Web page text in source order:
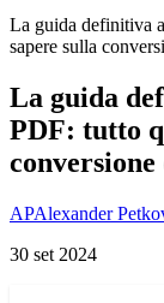
La guida definitiva
sapere sulla
La guida
PDF: tutto
conversione
APAlexander
30 set 2024